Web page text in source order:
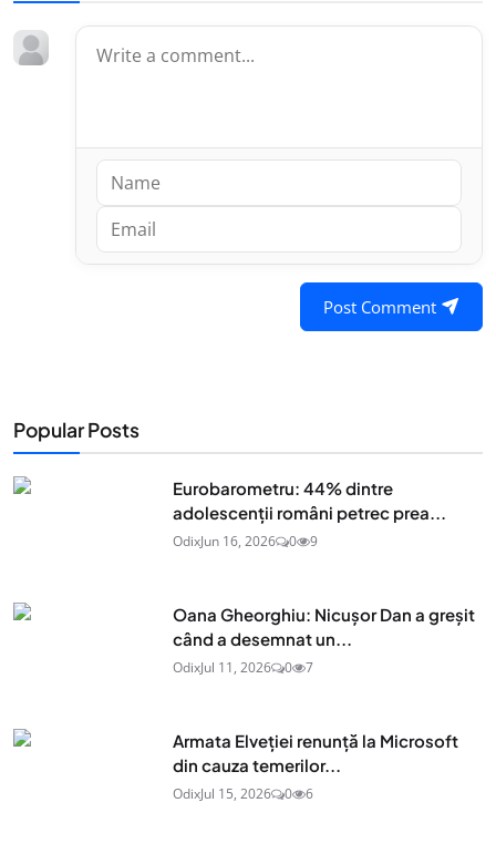
Post Comment
Popular Posts
Eurobarometru: 44% dintre
adolescenţii români petrec prea...
OdixJun 16, 2026 0 9
Oana Gheorghiu: Nicușor Dan a greșit
când a desemnat un...
OdixJul 11, 2026 0 7
Armata Elveției renunță la Microsoft
din cauza temerilor...
OdixJul 15, 2026 0 6